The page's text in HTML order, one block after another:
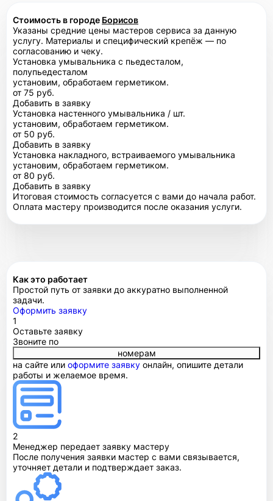
Стоимость в городе Борисов
Указаны средние цены мастеров сервиса за данную
услугу. Материалы и специфический крепёж — по
согласованию и чеку.
Установка умывальника с пьедесталом,
полупьедесталом
установим, обработаем герметиком.
от 75 руб.
Добавить в заявку
Установка настенного умывальника / шт.
установим, обработаем герметиком.
от 50 руб.
Добавить в заявку
Установка накладного, встраиваемого умывальника
установим, обработаем герметиком.
от 80 руб.
Добавить в заявку
Итоговая стоимость согласуется с вами до начала работ.
Оплата мастеру производится после оказания услуги.
Как это работает
Простой путь от заявки до аккуратно выполненной
задачи.
Оформить заявку
1
Оставьте заявку
Звоните по
номерам
на сайте или оформите заявку онлайн, опишите детали
работы и желаемое время.
2
Менеджер передает заявку мастеру
После получения заявки мастер с вами связывается,
уточняет детали и подтверждает заказ.